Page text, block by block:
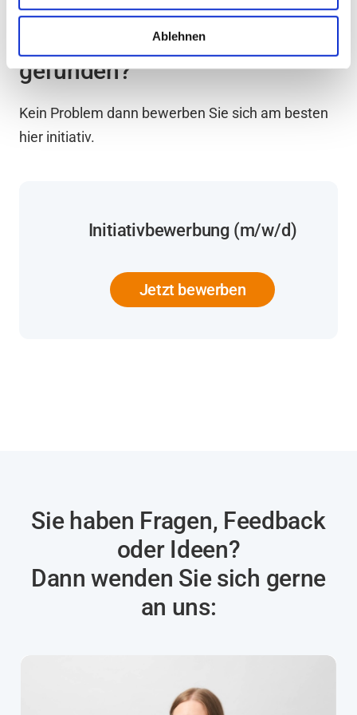
Ablehnen
Keine passenden Jobs
gefunden?
Kein Problem dann bewerben Sie sich am besten
hier initiativ.
Initiativbewerbung (m/w/d)
Jetzt bewerben
Sie haben Fragen, Feedback
oder Ideen?
Dann wenden Sie sich gerne
an uns: